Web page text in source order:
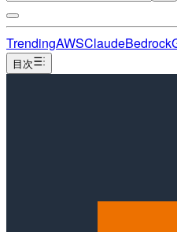
TrendingAWSClaudeBedrock
目次